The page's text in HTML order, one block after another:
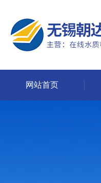
网站首页